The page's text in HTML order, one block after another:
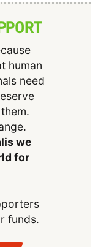
human
need
we
for
funds.